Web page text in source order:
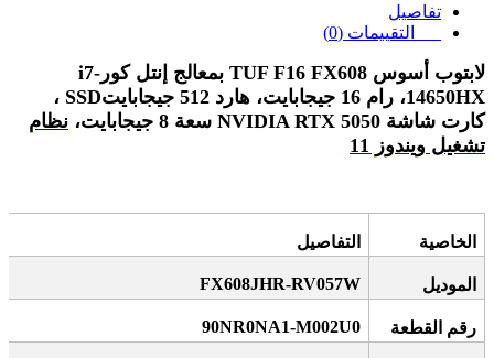
تفاصيل
التقييمات (0)
لابتوب أسوس TUF F16 FX608 بمعالج إنتل كور i7-
14650HX، رام 16 جيجابايت، هارد 512 جيجابايت SSD ،
كارت شاشة NVIDIA RTX 5050 سعة 8 جيجابايت،
نظام
تشغيل ويندوز 11
الخاصية التفاصيل
الموديل FX608JHR-RV057W
رقم القطعة 90NR0NA1-M002U0